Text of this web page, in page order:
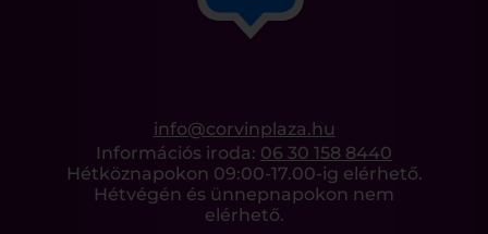
info@corvinplaza.hu
Információs iroda: 06 30 158 8440
Hétköznapokon 09:00-17.00-ig elérhető.
Hétvégén és ünnepnapokon nem
elérhető.